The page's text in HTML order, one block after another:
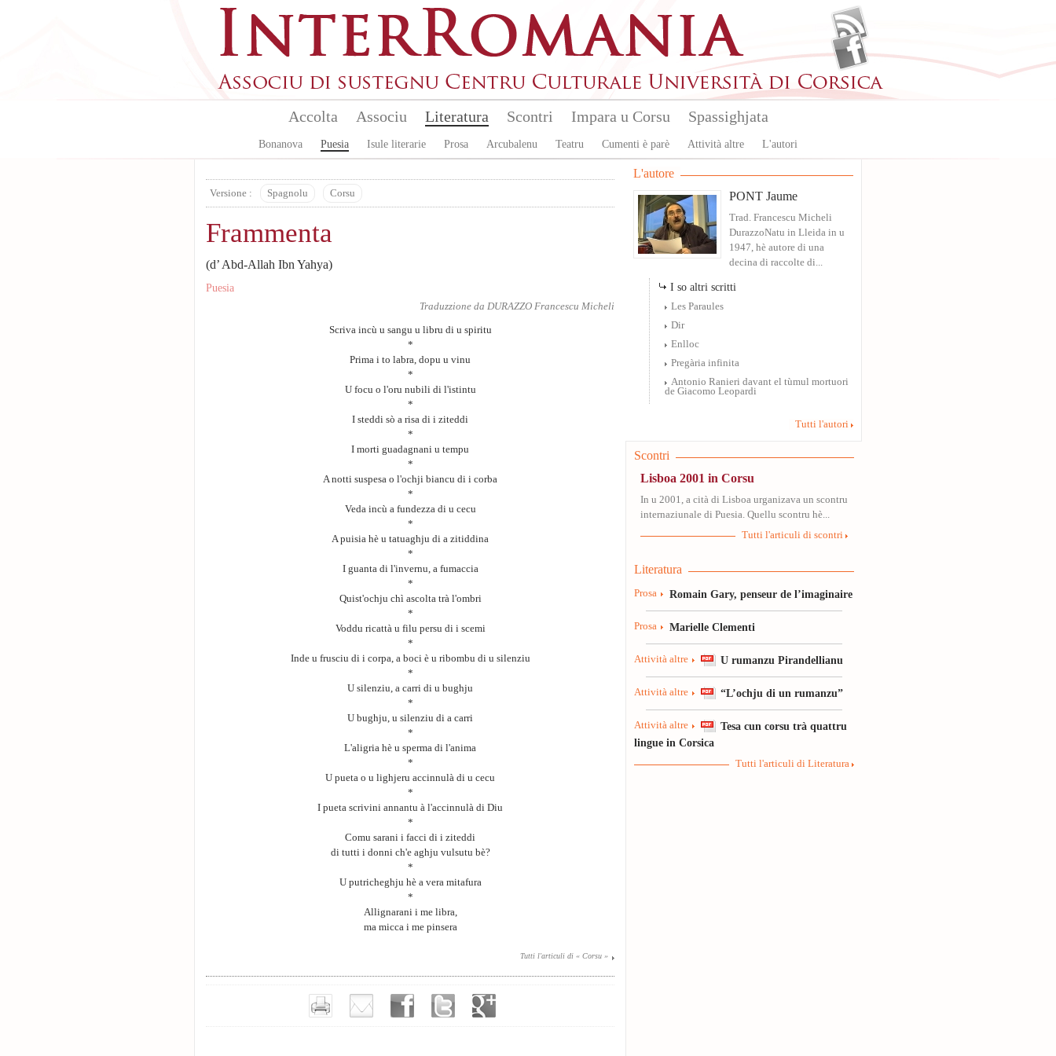
Accolta Associu Literatura
Bonanova Puesia Isule literarie Prosa Arcubalenu Teatru Cumenti è parè Attività altre L'autori
Scontri Impara u Corsu Spassighjata
Versione : Spagnolu Corsu
Frammenta
(d’ Abd-Allah Ibn Yahya)
Puesia
Traduzzione da DURAZZO Francescu Micheli
Scriva incù u sangu u libru di u spiritu
*
Prima i to labra, dopu u vinu
*
U focu o l'oru nubili di l'istintu
*
I steddi sò a risa di i ziteddi
*
I morti guadagnani u tempu
*
A notti suspesa o l'ochji biancu di i corba
*
Veda incù a fundezza di u cecu
*
A puisia hè u tatuaghju di a zitiddina
*
I guanta di l'invernu, a fumaccia
*
Quist'ochju chì ascolta trà l'ombri
*
Voddu ricattà u filu persu di i scemi
*
Inde u frusciu di i corpa, a boci è u ribombu di u silenziu
*
U silenziu, a carri di u bughju
*
U bughju, u silenziu di a carri
*
L'aligria hè u sperma di l'anima
*
U pueta o u lighjeru accinnulà di u cecu
*
I pueta scrivini annantu à l'accinnulà di Diu
*
Comu sarani i facci di i ziteddi
di tutti i donni ch'e aghju vulsutu bè?
*
U putricheghju hè a vera mitafura
*
Allignarani i me libra,
ma micca i me pinsera
Tutti l'articuli di « Corsu »
L'autore
PONT Jaume
Trad. Francescu Micheli
DurazzoNatu in Lleida in u
1947, hè autore di una
decina di raccolte di...
I so altri scritti
Les Paraules
Dir
Enlloc
Pregària infinita
Antonio Ranieri davant el tùmul mortuori
de Giacomo Leopardi
Tutti l'autori
Scontri
Lisboa 2001 in Corsu
In u 2001, a cità di Lisboa urganizava un scontru
internaziunale di Puesia. Quellu scontru hè...
Tutti l'articuli di scontri
Literatura
Prosa Romain Gary, penseur de l’imaginaire
Prosa Marielle Clementi
Attività altre U rumanzu Pirandellianu
Attività altre “L’ochju di un rumanzu”
Attività altre
Tesa cun corsu trà quattru
lingue in Corsica
Tutti l'articuli di Literatura